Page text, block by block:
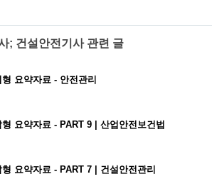
; 건설안전기사 관련 글
요약자료 - 안전관리
요약자료 - PART 9 | 산업안전보건법
요약자료 - PART 7 | 건설안전관리